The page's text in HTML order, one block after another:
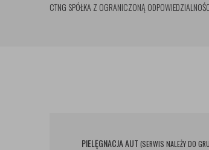
CTNG SPÓŁKA Z OGRANICZONĄ
PIELĘGNACJA AUT (SERWIS NALEŻY DO